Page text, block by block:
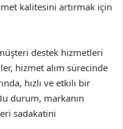
kalitesini artırmak için
destek hizmetleri
hizmet alım sürecinde
hızlı ve etkili bir
durum, markanın
sadakatini